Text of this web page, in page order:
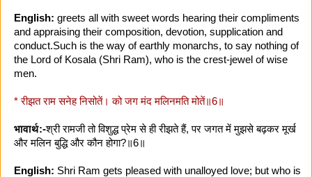
English: greets all with sweet words hearing their compliments
and appraising their composition, devotion, supplication and
conduct.Such is the way of earthly monarchs, to say nothing of
the Lord of Kosala (Shri Ram), who is the crest-jewel of wise
men.
* रीझत राम सनेह निसोतें। को जग मंद मलिनमति मोतें॥6॥
भावार्थ:-श्री रामजी तो विशुद्ध प्रेम से ही रीझते हैं, पर जगत में मुझसे बढ़कर मूर्ख
और मलिन बुद्धि और कौन होगा?॥6॥
English: Shri Ram gets pleased with unalloyed love; but who is